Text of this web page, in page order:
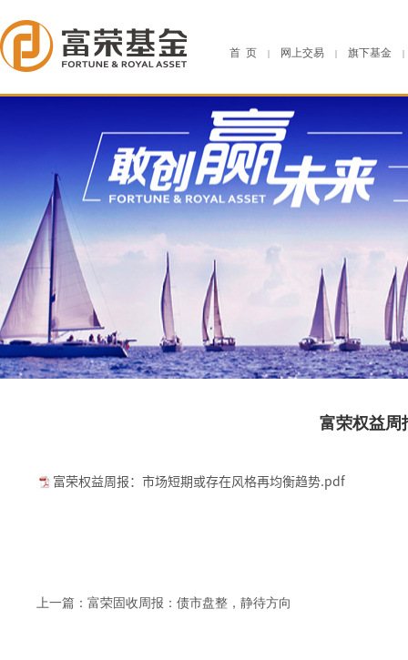
首 页 | 网上交易 | 旗下基金 |
富荣权益周
富荣权益周报：市场短期或存在风格再均衡趋势.pdf
上一篇：富荣固收周报：债市盘整，静待方向